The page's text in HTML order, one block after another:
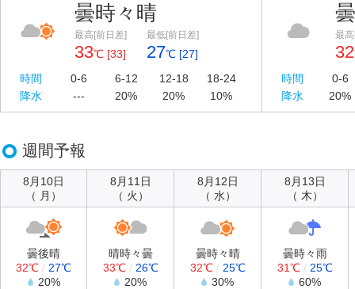
曇時々晴
最高[前日差]
33℃ [33]
最低[前日差]
27℃ [27]
最
32
時間
0-6 6-12 12-18
18-24
降水
--- 20% 20% 10%
時間
0-6
降水
20%
週間予報
8月10日
（ 月）
8月11日
（ 火）
8月12日
（ 水）
8月13日
（ 木）
曇後晴
32℃ / 27℃
20%
晴時々曇
33℃/ 26℃
20%
曇時々晴
32℃/ 25℃
30%
曇時々雨
31℃/ 25℃
60%